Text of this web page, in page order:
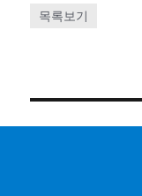
목록보기